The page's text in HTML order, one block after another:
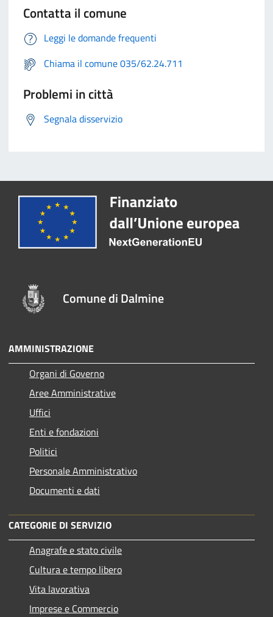
Contatta il comune
Leggi le domande frequenti
Chiama il comune 035/62.24.711
Problemi in città
Segnala disservizio
Comune di Dalmine
AMMINISTRAZIONE
Organi di Governo
Aree Amministrative
Uffici
Enti e fondazioni
Politici
Personale Amministrativo
Documenti e dati
CATEGORIE DI SERVIZIO
Anagrafe e stato civile
Cultura e tempo libero
Vita lavorativa
Imprese e Commercio